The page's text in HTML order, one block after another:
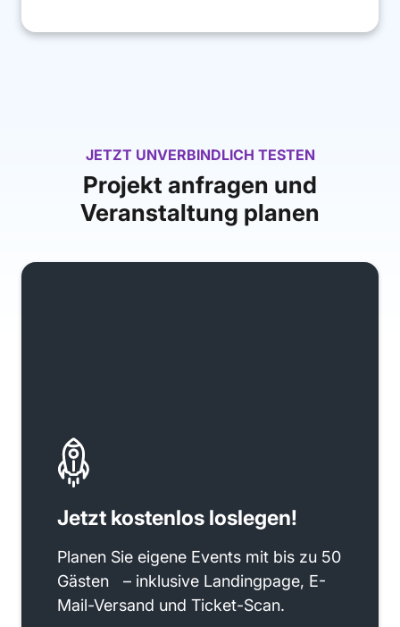
JETZT UNVERBINDLICH TESTEN
Projekt anfragen und
Veranstaltung planen
Jetzt kostenlos loslegen!
Planen Sie eigene Events mit bis zu 50
Gästen – inklusive Landingpage, E-
Mail-Versand und Ticket-Scan.